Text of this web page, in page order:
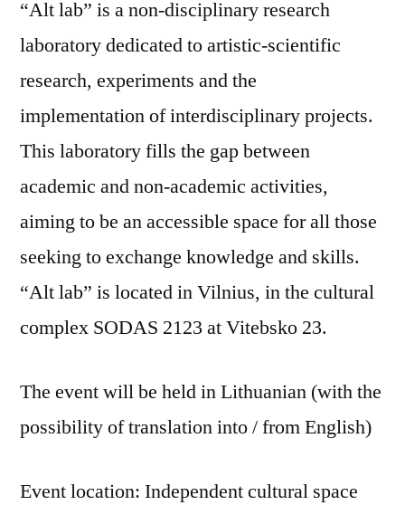
“Alt lab” is a non-disciplinary research
laboratory dedicated to artistic-scientific
research, experiments and the
implementation of interdisciplinary projects.
This laboratory fills the gap between
academic and non-academic activities,
aiming to be an accessible space for all those
seeking to exchange knowledge and skills.
“Alt lab” is located in Vilnius, in the cultural
complex SODAS 2123 at Vitebsko 23.
The event will be held in Lithuanian (with the
possibility of translation into / from English)
Event location: Independent cultural space